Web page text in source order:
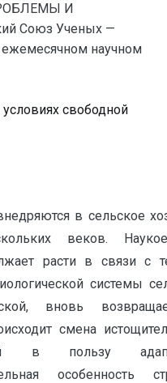
И
Союз Ученых —
ежемесячном научном
условиях свободной
в сельское
веков.
расти в связи с
системы
вновь
смена
в пользу
особенность